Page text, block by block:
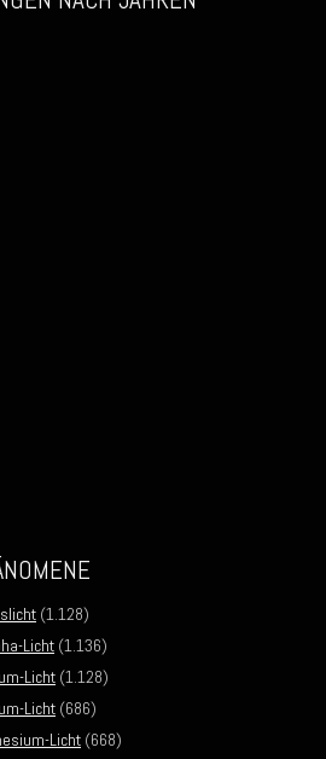
(1.128)
Licht (1.136)
Licht (1.128)
Licht (686)
Licht (668)